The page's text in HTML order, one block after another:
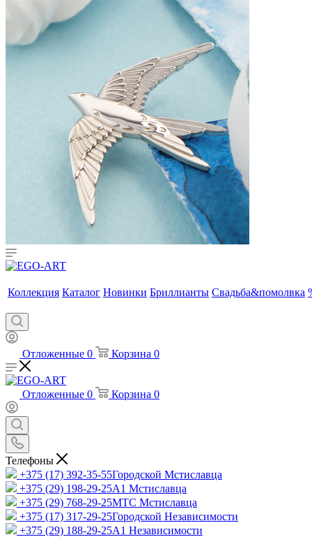
Коллекция Каталог Новинки Бриллианты Свадьба&помолвка
Отложенные 0 Корзина 0
Отложенные 0 Корзина 0
Телефоны
+375 (17) 392-35-55Городской Мстиславца
+375 (29) 198-29-25A1 Мстиславца
+375 (29) 768-29-25МТС Мстиславца
+375 (17) 317-29-25Городской Независимости
+375 (29) 188-29-25A1 Независимости